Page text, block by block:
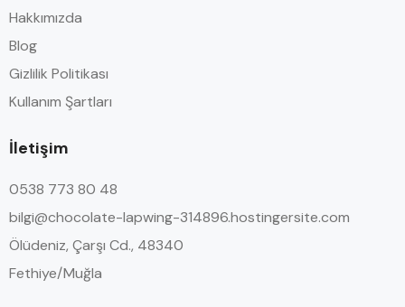
Hakkımızda
Blog
Gizlilik Politikası
Kullanım Şartları
İletişim
0538 773 80 48
bilgi@chocolate-lapwing-314896.hostingersite.com
Ölüdeniz, Çarşı Cd., 48340
Fethiye/Muğla